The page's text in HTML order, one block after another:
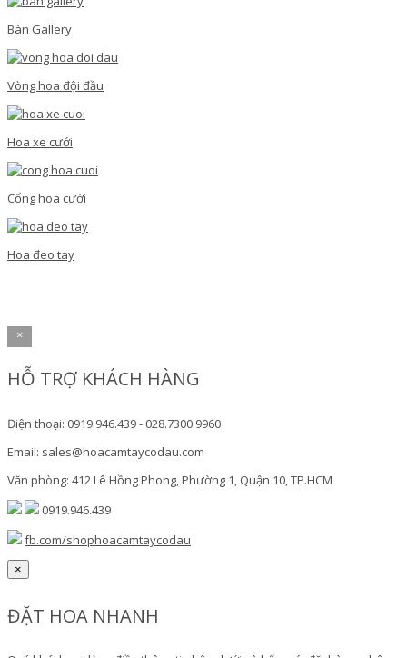
Bàn Gallery
Vòng hoa đội đầu
Hoa xe cưới
Cổng hoa cưới
Hoa đeo tay
×
HỖ TRỢ KHÁCH HÀNG
Điện thoại: 0919.946.439 - 028.7300.9960
Email: sales@hoacamtaycodau.com
Văn phòng: 412 Lê Hồng Phong, Phường 1, Quận 10, TP.HCM
0919.946.439
fb.com/shophoacamtaycodau
×
ĐẶT HOA NHANH